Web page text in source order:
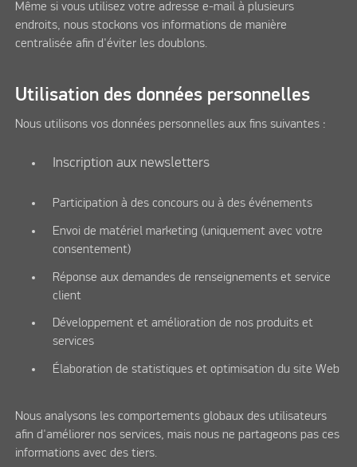
Même si vous utilisez votre adresse e-mail à plusieurs
endroits, nous stockons vos informations de manière
centralisée afin d'éviter les doublons.
Utilisation des données personnelles
Nous utilisons vos données personnelles aux fins suivantes :
Inscription aux newsletters
Participation à des concours ou à des événements
Envoi de matériel marketing (uniquement avec votre
consentement)
Réponse aux demandes de renseignements et service
client
Développement et amélioration de nos produits et
services
Élaboration de statistiques et optimisation du site Web
Nous analysons les comportements globaux des utilisateurs
afin d'améliorer nos services, mais nous ne partageons pas ces
informations avec des tiers.